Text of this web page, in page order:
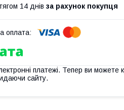
14 днів за рахунок покупця
платежі. Тепер ви можете
сайту.